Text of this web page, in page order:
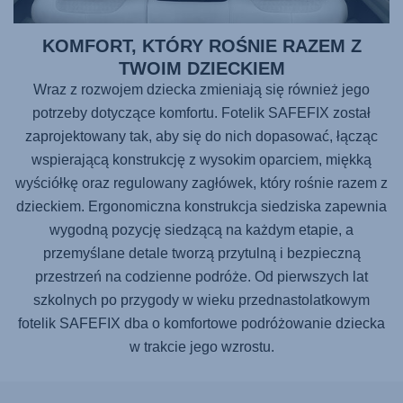
KOMFORT, KTÓRY ROŚNIE RAZEM Z
TWOIM DZIECKIEM
Wraz z rozwojem dziecka zmieniają się również jego
potrzeby dotyczące komfortu. Fotelik SAFEFIX został
zaprojektowany tak, aby się do nich dopasować, łącząc
wspierającą konstrukcję z wysokim oparciem, miękką
wyściółkę oraz regulowany zagłówek, który rośnie razem z
dzieckiem. Ergonomiczna konstrukcja siedziska zapewnia
wygodną pozycję siedzącą na każdym etapie, a
przemyślane detale tworzą przytulną i bezpieczną
przestrzeń na codzienne podróże. Od pierwszych lat
szkolnych po przygody w wieku przednastolatkowym
fotelik SAFEFIX dba o komfortowe podróżowanie dziecka
w trakcie jego wzrostu.